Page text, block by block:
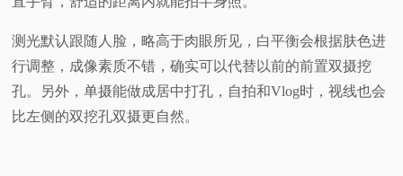
测光默认跟随人脸，略高于肉眼所见，白平衡会根据肤色进
行调整，成像素质不错，确实可以代替以前的前置双摄挖
孔。另外，单摄能做成居中打孔，自拍和Vlog时，视线也会
比左侧的双挖孔双摄更自然。